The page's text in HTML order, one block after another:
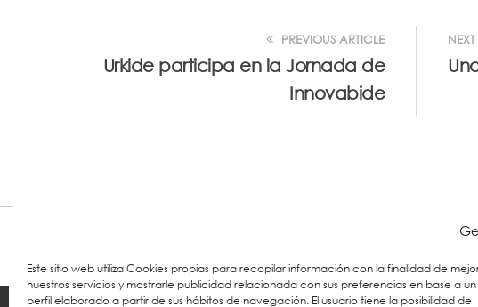
Este sitio web utiliza Cookies propias para recopilar información con la finalidad de
nuestros servicios y mostrarle publicidad relacionada con sus preferencias en base a un
perfil elaborado a partir de sus hábitos de navegación. El usuario tiene la posibilidad de
PREVIOUS ARTICLE
Urkide participa en la Jornada de
Innovabide